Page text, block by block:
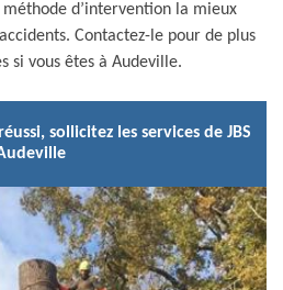
d’intervention la mieux
Contactez-le pour de plus
si vous êtes à Audeville.
sollicitez les services de JBS